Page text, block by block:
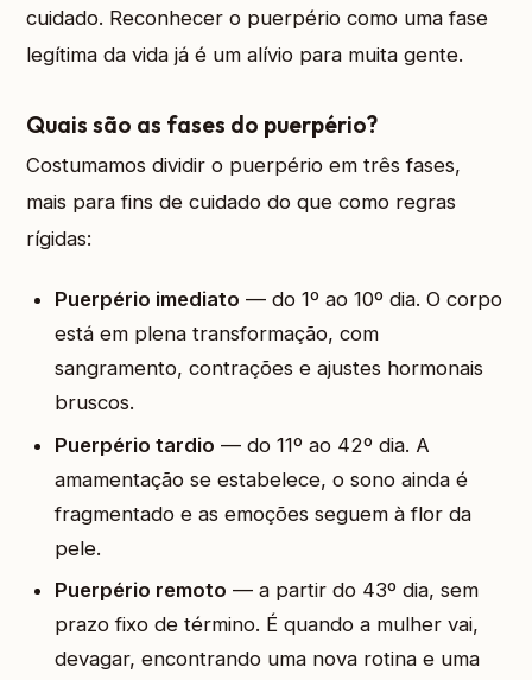
cuidado. Reconhecer o puerpério como uma fase
legítima da vida já é um alívio para muita gente.
Quais são as fases do puerpério?
Costumamos dividir o puerpério em três fases,
mais para fins de cuidado do que como regras
rígidas:
Puerpério imediato — do 1º ao 10º dia. O corpo
está em plena transformação, com
sangramento, contrações e ajustes hormonais
bruscos.
Puerpério tardio — do 11º ao 42º dia. A
amamentação se estabelece, o sono ainda é
fragmentado e as emoções seguem à flor da
pele.
Puerpério remoto — a partir do 43º dia, sem
prazo fixo de término. É quando a mulher vai,
devagar, encontrando uma nova rotina e uma